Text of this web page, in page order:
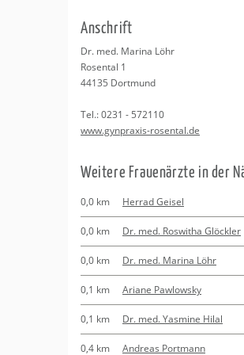
Beratung
Kurse
Regionale Tipps
An­schrift
Dr. med. Ma­ri­na Löhr
Ro­sen­tal 1
44135 Dort­mund
Tel.:0231 - 572110
www.​gynpraxis-​rosental.​de
Wei­te­re Frau­en­ärz­te in der
0,0 km Herrad Geisel
0,0 km Dr. med. Roswitha Glöckler
0,0 km Dr. med. Marina Löhr
0,1 km Ariane Pawlowsky
0,1 km Dr. med. Yasmine Hilal
0,4 km Andreas Portmann